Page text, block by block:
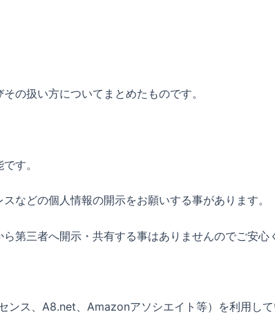
の扱い方についてまとめたものです。
す。
などの個人情報の開示をお願いする事があります。
第三者へ開示・共有する事はありませんのでご安心
ンス、A8.net、Amazonアソシエイト等）を利用し